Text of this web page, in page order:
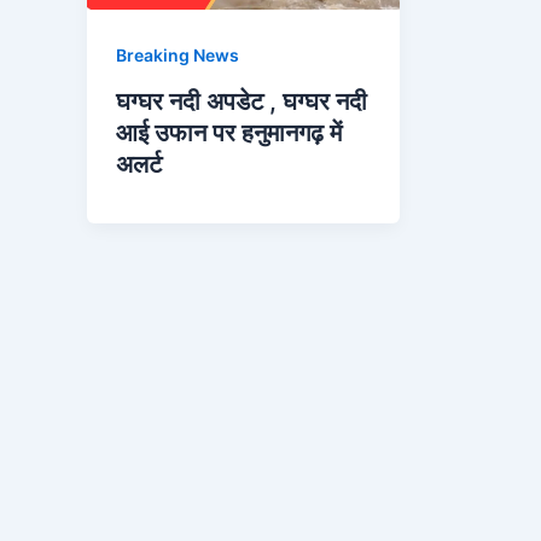
Breaking News
घग्घर नदी अपडेट , घग्घर नदी
आई उफान पर हनुमानगढ़ में
अलर्ट